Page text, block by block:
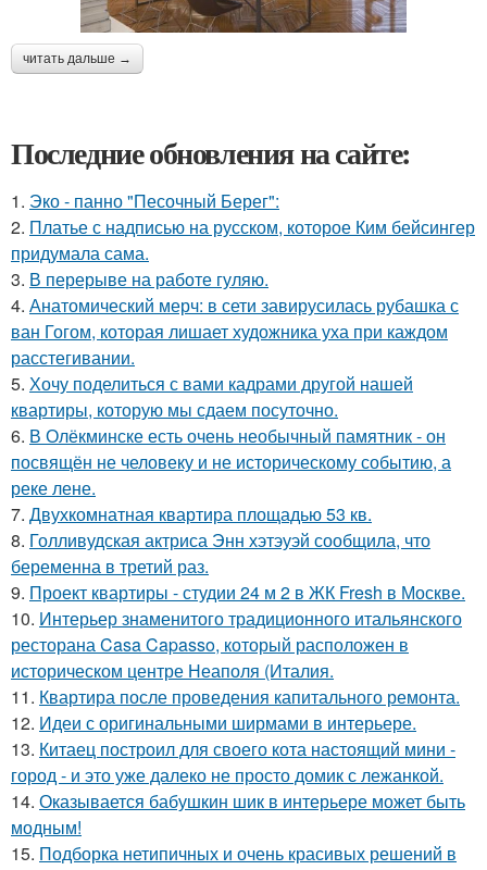
читать дальше →
Последние обновления на сайте:
1. Эко - панно "Песочный Берег":
2. Платье с надписью на русском, которое Ким бейсингер
придумала сама.
3. В перерыве на работе гуляю.
4. Анатомический мерч: в сети завирусилась рубашка с
ван Гогом, которая лишает художника уха при каждом
расстегивании.
5. Хочу поделиться с вами кадрами другой нашей
квартиры, которую мы сдаем посуточно.
6. В Олёкминске есть очень необычный памятник - он
посвящён не человеку и не историческому событию, а
реке лене.
7. Двухкомнатная квартира площадью 53 кв.
8. Голливудская актриса Энн хэтэуэй сообщила, что
беременна в третий раз.
9. Проект квартиры - студии 24 м 2 в ЖК Fresh в Москве.
10. Интерьер знаменитого традиционного итальянского
ресторана Casa Capasso, который расположен в
историческом центре Неаполя (Италия.
11. Квартира после проведения капитального ремонта.
12. Идеи с оригинальными ширмами в интерьере.
13. Китаец построил для своего кота настоящий мини -
город - и это уже далеко не просто домик с лежанкой.
14. Оказывается бабушкин шик в интерьере может быть
модным!
15. Подборка нетипичных и очень красивых решений в